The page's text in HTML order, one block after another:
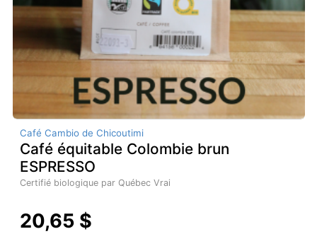
Café Cambio de Chicoutimi
Café équitable Colombie brun
ESPRESSO
Certifié biologique par Québec Vrai
20,65 $